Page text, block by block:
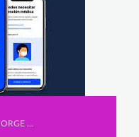
Secundaria, SERGIO SIERRA GARCÍA, JORGE HERNÁNDEZ MONTERO y EDEL MARTÍNEZ ALONSO